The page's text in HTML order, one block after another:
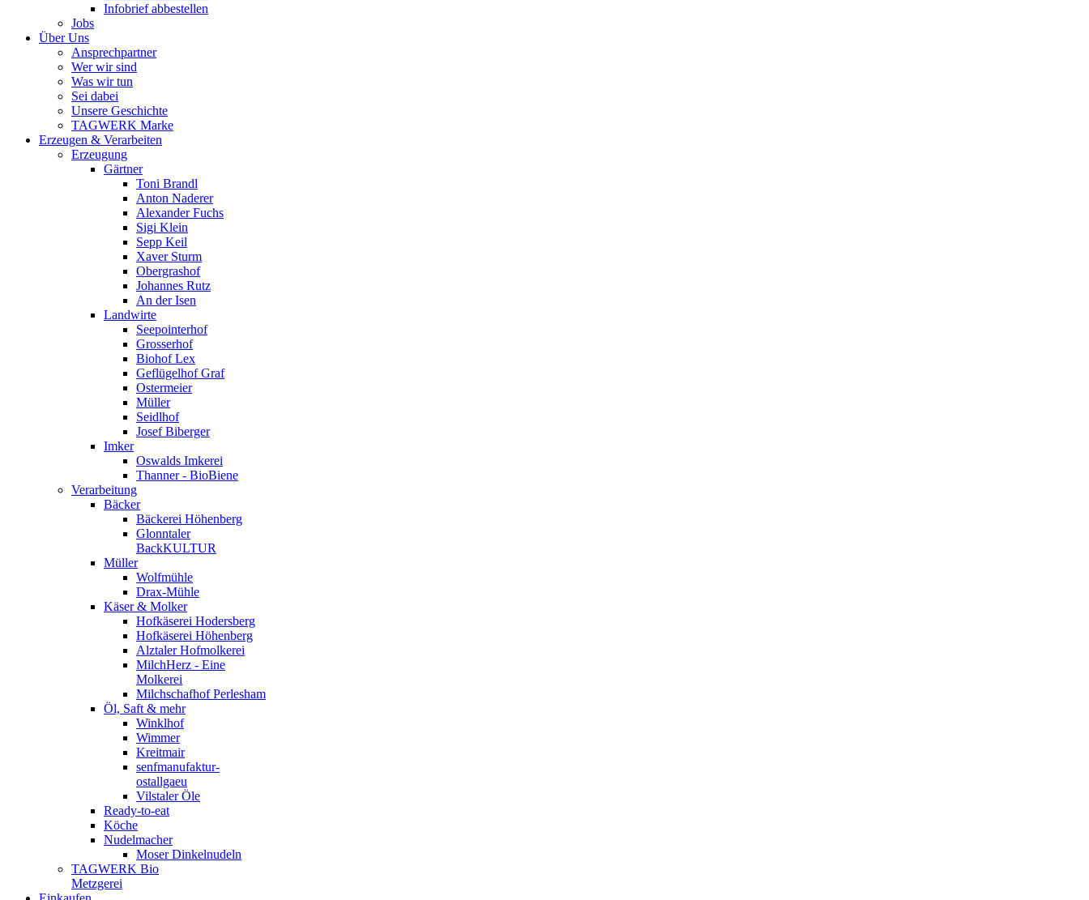
Infobrief abbestellen
Jobs
Über Uns
Ansprechpartner
Wer wir sind
Was wir tun
Sei dabei
Unsere Geschichte
TAGWERK Marke
Erzeugen & Verarbeiten
Erzeugung
Gärtner
Toni Brandl
Anton Naderer
Alexander Fuchs
Sigi Klein
Sepp Keil
Xaver Sturm
Obergrashof
Johannes Rutz
An der Isen
Landwirte
Seepointerhof
Grosserhof
Biohof Lex
Geflügelhof Graf
Ostermeier
Müller
Seidlhof
Josef Biberger
Imker
Oswalds Imkerei
Thanner - BioBiene
Verarbeitung
Bäcker
Bäckerei Höhenberg
Glonntaler
BackKULTUR
Müller
Wolfmühle
Drax-Mühle
Käser & Molker
Hofkäserei Hodersberg
Hofkäserei Höhenberg
Alztaler Hofmolkerei
MilchHerz - Eine
Molkerei
Milchschafhof Perlesham
Öl, Saft & mehr
Winklhof
Wimmer
Kreitmair
senfmanufaktur-
ostallgaeu
Vilstaler Öle
Ready-to-eat
Köche
Nudelmacher
Moser Dinkelnudeln
TAGWERK Bio
Metzgerei